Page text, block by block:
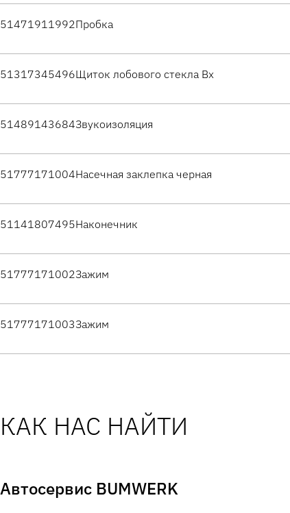
51471911992Пробка
51317345496Щиток лобового стекла Вх
51489143684Звукоизоляция
51777171004Насечная заклепка черная
51141807495Наконечник
51777171002Зажим
51777171003Зажим
КАК НАС НАЙТИ
Автосервис BUMWERK